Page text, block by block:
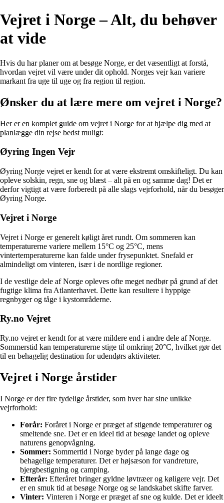
Vejret i Norge – Alt, du behøver
at vide
Hvis du har planer om at besøge Norge, er det væsentligt at forstå,
hvordan vejret vil være under dit ophold. Norges vejr kan variere
markant fra uge til uge og fra region til region.
Ønsker du at lære mere om vejret i Norge?
Her er en komplet guide om vejret i Norge for at hjælpe dig med at
planlægge din rejse bedst muligt:
Øyring Ingen Vejr
Øyring Norge vejret er kendt for at være ekstremt omskifteligt. Du kan
opleve solskin, regn, sne og blæst – alt på en og samme dag! Det er
derfor vigtigt at være forberedt på alle slags vejrforhold, når du besøger
Øyring Norge.
Vejret i Norge
Vejret i Norge er generelt køligt året rundt. Om sommeren kan
temperaturerne variere mellem 15°C og 25°C, mens
vintertemperaturerne kan falde under frysepunktet. Snefald er
almindeligt om vinteren, især i de nordlige regioner.
I de vestlige dele af Norge opleves ofte meget nedbør på grund af det
fugtige klima fra Atlanterhavet. Dette kan resultere i hyppige
regnbyger og tåge i kystområderne.
Ry.no Vejret
Ry.no vejret er kendt for at være mildere end i andre dele af Norge.
Sommerstid kan temperaturerne stige til omkring 20°C, hvilket gør det
til en behagelig destination for udendørs aktiviteter.
Vejret i Norge årstider
I Norge er der fire tydelige årstider, som hver har sine unikke
vejrforhold:
Forår: Foråret i Norge er præget af stigende temperaturer og
smeltende sne. Det er en ideel tid at besøge landet og opleve
naturens genopvågning.
Sommer: Sommertid i Norge byder på lange dage og
behagelige temperaturer. Det er højsæson for vandreture,
bjergbestigning og camping.
Efterår: Efteråret bringer gyldne løvtræer og køligere vejr. Det
er en smuk tid at besøge Norge og se landskabet skifte farver.
Vinter: Vinteren i Norge er præget af sne og kulde. Det er ideelt